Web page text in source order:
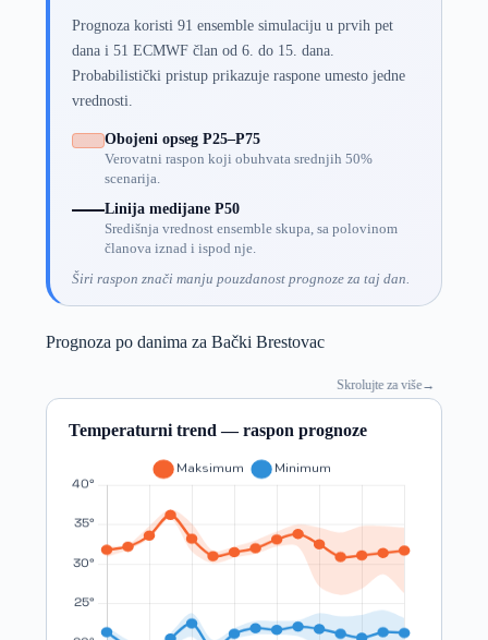
Prognoza koristi 91 ensemble simulaciju u prvih pet
dana i 51 ECMWF član od 6. do 15. dana.
Probabilistički pristup prikazuje raspone umesto jedne
vrednosti.
Obojeni opseg P25–P75
Verovatni raspon koji obuhvata srednjih 50%
scenarija.
Linija medijane P50
Središnja vrednost ensemble skupa, sa polovinom
članova iznad i ispod nje.
Širi raspon znači manju pouzdanost prognoze za taj dan.
Prognoza po danima za Bački Brestovac
Skrolujte za više→
Temperaturni trend — raspon prognoze